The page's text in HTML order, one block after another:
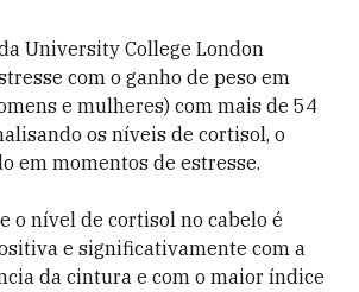
University College London
com o ganho de peso em
e mulheres) com mais de 54
os níveis de cortisol, o
em momentos de estresse.
o nível de cortisol no cabelo é
e significativamente com a
da cintura e com o maior índice